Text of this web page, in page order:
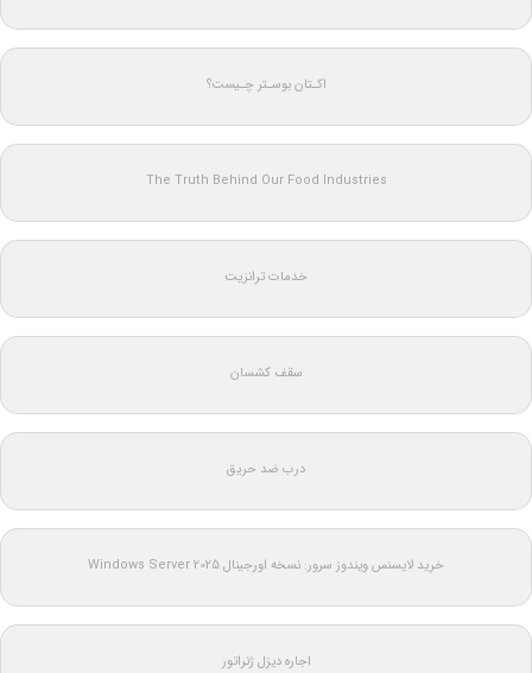
اکـتان بوسـتر چـیست؟
The Truth Behind Our Food Industries
خدمات ترانزیت
سقف کشسان
درب ضد حریق
خرید لایسنس ویندوز سرور: نسخه اورجینال Windows Server 2025
اجاره دیزل ژنراتور